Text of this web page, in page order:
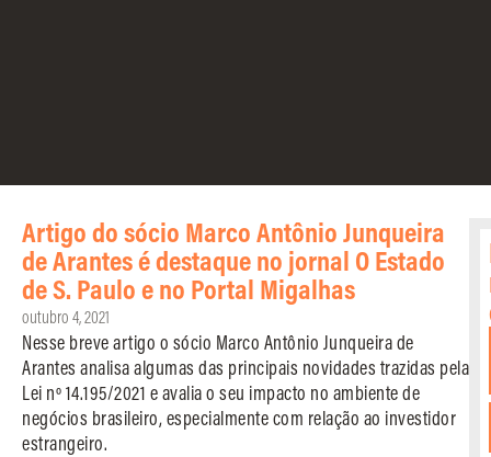
Artigo do sócio Marco Antônio Junqueira
de Arantes é destaque no jornal O Estado
de S. Paulo e no Portal Migalhas
outubro 4, 2021
Nesse breve artigo o sócio Marco Antônio Junqueira de
Arantes analisa algumas das principais novidades trazidas pela
Lei nº 14.195/2021 e avalia o seu impacto no ambiente de
negócios brasileiro, especialmente com relação ao investidor
estrangeiro.